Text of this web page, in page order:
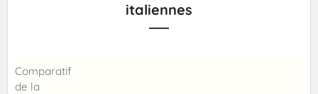
italiennes
Comparatif
de la